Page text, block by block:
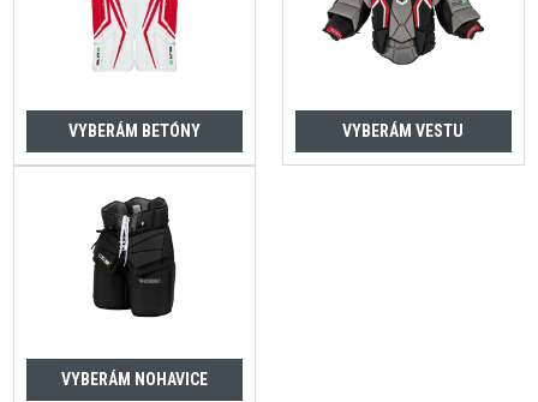
VYBERÁM BETÓNY VYBERÁM VESTU
VYBERÁM NOHAVICE